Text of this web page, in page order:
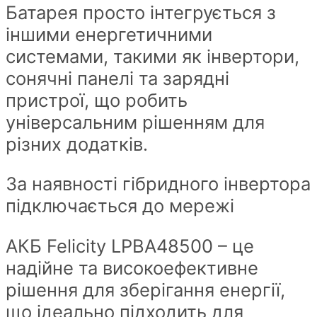
Батарея просто інтегрується з
іншими енергетичними
системами, такими як інвертори,
сонячні панелі та зарядні
пристрої, що робить
універсальним рішенням для
різних додатків.
За наявності гібридного інвертора
підключається до мережі
АКБ Felicity LPBA48500 – це
надійне та високоефективне
рішення для зберігання енергії,
що ідеально підходить для